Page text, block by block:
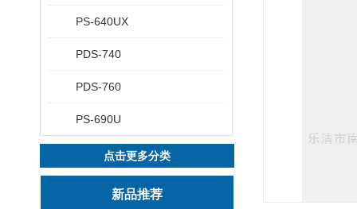
PS-640UX
PDS-740
PDS-760
PS-690U
点击更多分类
新品推荐